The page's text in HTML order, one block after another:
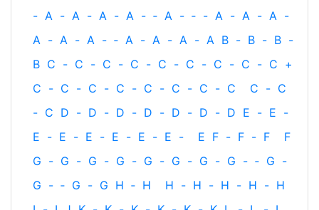
- A - A - A - A - ‐ A - ‐ - A - A - A -
A - A - A - ‐ A - A - A - A B - B - B -
B C - C - C - C - C - C - C - C - C +
C - C - C - C - C - C - C - C C - C
- C D - D - D - D - D - D - D E - E -
E - E - E - E - E - E - E F - F - F
F
G - G - G - G - G - G - G - G - ‐ G -
G - ‐ G - G H ‐ H H - H - H - H - H